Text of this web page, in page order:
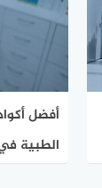
أفضل
الطبية